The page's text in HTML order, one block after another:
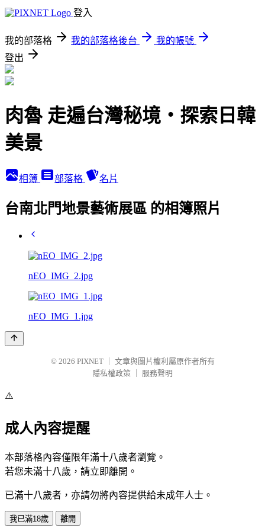
登入
我的部落格 我的部落格後台
我的帳號
登出
肉魯 走遍台灣秘境・探索日韓
美景
相簿 部落格 名片
台南北門地景藝術展區 的相簿照片
nEO_IMG_2.jpg
nEO_IMG_1.jpg
© 2026 PIXNET
文章與圖片權利屬原作者所有
隱私權政策
服務聲明
⚠️
成人內容提醒
本部落格內容僅限年滿十八歲者瀏覽。
若您未滿十八歲，請立即離開。
已滿十八歲者，亦請勿將內容提供給未成年人士。
我已滿18歲 離開